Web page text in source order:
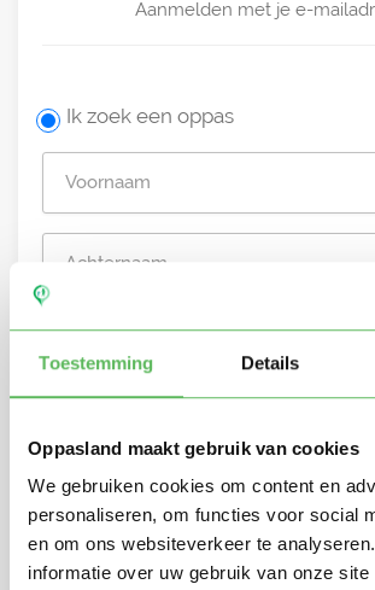
Toestemming Details
Oppasland maakt gebruik van cookies
We gebruiken cookies om content en
personaliseren, om functies voor social
en om ons websiteverkeer te
informatie over uw gebruik van onze site
Aanmelden met je e-
Ik zoek een oppas
Stuur mij nieuwe profielen in mijn